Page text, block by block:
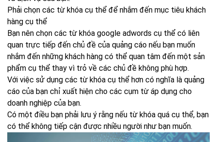
Phải chọn các từ khóa cụ thể để nhắm đến mục tiêu khách
hàng cụ thể
Bạn nên chọn các từ khóa google adwords cụ thể có liên
quan trực tiếp đến chủ đề của quảng cáo nếu bạn muốn
nhắm đến những khách hàng có thể quan tâm đến một sản
phẩm cụ thể thay vì trỏ về các chủ đề không phù hợp.
Với việc sử dụng các từ khóa cụ thể hơn có nghĩa là quảng
cáo của bạn chỉ xuất hiện cho các cụm từ áp dụng cho
doanh nghiệp của bạn.
Có một điều bạn phải lưu ý rằng nếu từ khóa quá cụ thể, bạn
có thể không tiếp cận được nhiều người như bạn muốn.